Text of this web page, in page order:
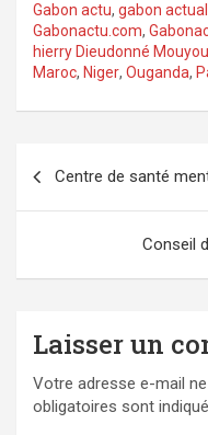
Gabon actu, gabon
Gabonactu.com,
hierry Dieudonné
Maroc, Niger, Ouganda,
de
Centre de santé
Conseil
Laisser un
Votre adresse e-mail
obligatoires sont